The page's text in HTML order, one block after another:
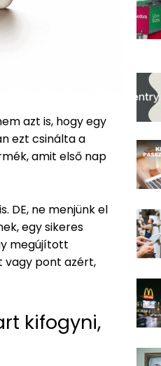
azt is, hogy egy
ezt csinálta a
amit első nap
DE, ne menjünk el
egy sikeres
megújított
vagy pont azért,
kifogyni,